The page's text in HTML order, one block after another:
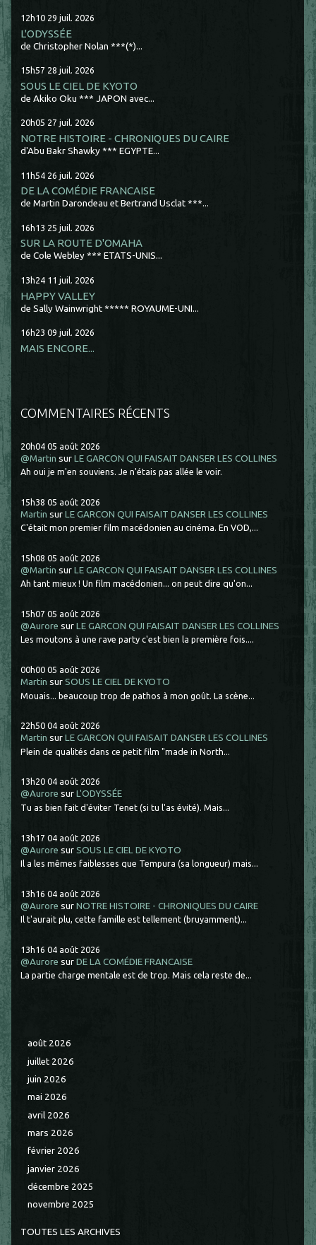
12h10 29 juil. 2026
L'ODYSSÉE
de Christopher Nolan ***(*)...
15h57 28 juil. 2026
SOUS LE CIEL DE KYOTO
de Akiko Oku *** JAPON avec...
20h05 27 juil. 2026
NOTRE HISTOIRE - CHRONIQUES DU CAIRE
d'Abu Bakr Shawky *** EGYPTE...
11h54 26 juil. 2026
DE LA COMÉDIE FRANCAISE
de Martin Darondeau et Bertrand Usclat ***...
16h13 25 juil. 2026
SUR LA ROUTE D'OMAHA
de Cole Webley *** ETATS-UNIS...
13h24 11 juil. 2026
HAPPY VALLEY
de Sally Wainwright ***** ROYAUME-UNI...
16h23 09 juil. 2026
MAIS ENCORE...
COMMENTAIRES RÉCENTS
20h04 05 août 2026
@Martin surLE GARCON QUI FAISAIT DANSER LES COLLINES
Ah oui je m'en souviens. Je n'étais pas allée le voir.
15h38 05 août 2026
Martin surLE GARCON QUI FAISAIT DANSER LES COLLINES
C'était mon premier film macédonien au cinéma. En VOD,...
15h08 05 août 2026
@Martin surLE GARCON QUI FAISAIT DANSER LES COLLINES
Ah tant mieux ! Un film macédonien... on peut dire qu'on...
15h07 05 août 2026
@Aurore surLE GARCON QUI FAISAIT DANSER LES COLLINES
Les moutons à une rave party c'est bien la première fois....
00h00 05 août 2026
Martin surSOUS LE CIEL DE KYOTO
Mouais... beaucoup trop de pathos à mon goût. La scène...
22h50 04 août 2026
Martin surLE GARCON QUI FAISAIT DANSER LES COLLINES
Plein de qualités dans ce petit film "made in North...
13h20 04 août 2026
@Aurore surL'ODYSSÉE
Tu as bien fait d'éviter Tenet (si tu l'as évité). Mais...
13h17 04 août 2026
@Aurore surSOUS LE CIEL DE KYOTO
Il a les mêmes faiblesses que Tempura (sa longueur) mais...
13h16 04 août 2026
@Aurore surNOTRE HISTOIRE - CHRONIQUES DU CAIRE
Il t'aurait plu, cette famille est tellement (bruyamment)...
13h16 04 août 2026
@Aurore surDE LA COMÉDIE FRANCAISE
La partie charge mentale est de trop. Mais cela reste de...
août 2026
juillet 2026
juin 2026
mai 2026
avril 2026
mars 2026
février 2026
janvier 2026
décembre 2025
novembre 2025
TOUTES LES ARCHIVES